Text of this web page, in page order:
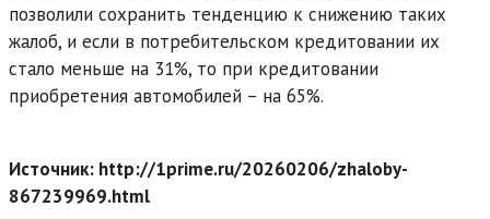
позволили сохранить тенденцию к снижению таких
жалоб, и если в потребительском кредитовании их
стало меньше на 31%, то при кредитовании
приобретения автомобилей – на 65%.
Источник: http://1prime.ru/20260206/zhaloby-
867239969.html